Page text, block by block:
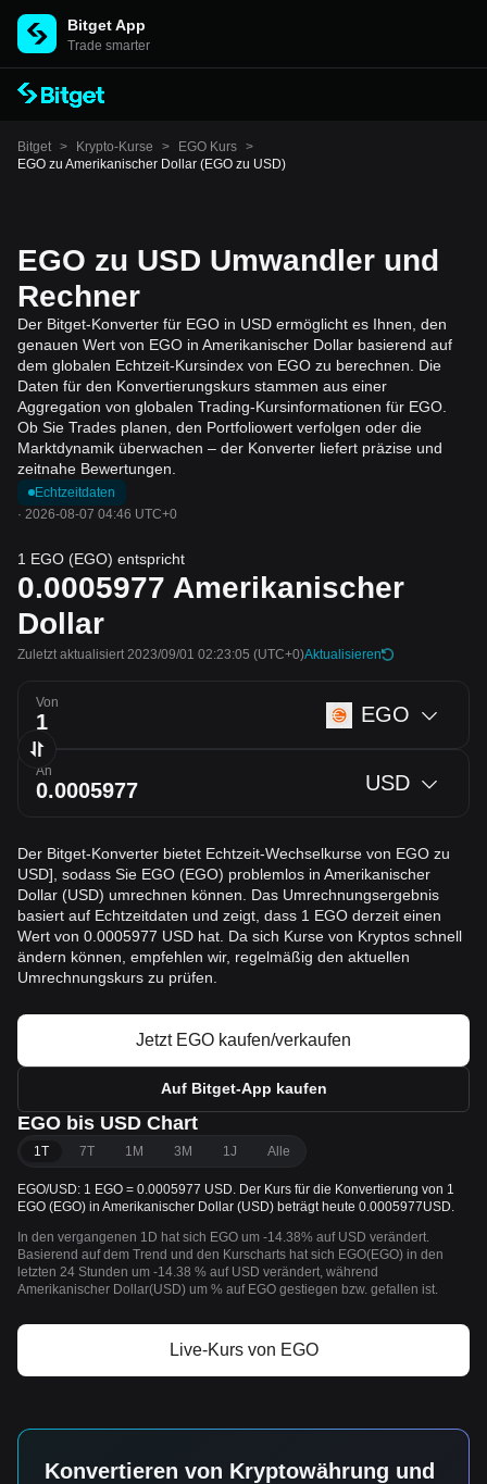
Bitget App
Trade smarter
Bitget > Krypto-Kurse > EGO Kurs >
EGO zu Amerikanischer Dollar (EGO zu USD)
EGO zu USD Umwandler und
Rechner
Der Bitget-Konverter für EGO in USD ermöglicht es Ihnen, den
genauen Wert von EGO in Amerikanischer Dollar basierend auf
dem globalen Echtzeit-Kursindex von EGO zu berechnen. Die
Daten für den Konvertierungskurs stammen aus einer
Aggregation von globalen Trading-Kursinformationen für EGO.
Ob Sie Trades planen, den Portfoliowert verfolgen oder die
Marktdynamik überwachen – der Konverter liefert präzise und
zeitnahe Bewertungen.
Echtzeitdaten
· 2026-08-07 04:46 UTC+0
1 EGO (EGO) entspricht
0.0005977 Amerikanischer
Dollar
Zuletzt aktualisiert 2023/09/01 02:23:05 (UTC+0)Aktualisieren
Von EGO
An USD
Der Bitget-Konverter bietet Echtzeit-Wechselkurse von EGO zu
USD], sodass Sie EGO (EGO) problemlos in Amerikanischer
Dollar (USD) umrechnen können. Das Umrechnungsergebnis
basiert auf Echtzeitdaten und zeigt, dass 1 EGO derzeit einen
Wert von 0.0005977 USD hat. Da sich Kurse von Kryptos schnell
ändern können, empfehlen wir, regelmäßig den aktuellen
Umrechnungskurs zu prüfen.
Jetzt EGO kaufen/verkaufen
Auf Bitget-App kaufen
EGO bis USD Chart
1T 7T 1M 3M 1J Alle
EGO/USD: 1 EGO = 0.0005977 USD. Der Kurs für die Konvertierung von 1
EGO (EGO) in Amerikanischer Dollar (USD) beträgt heute 0.0005977USD.
In den vergangenen 1D hat sich EGO um -14.38% auf USD verändert.
Basierend auf dem Trend und den Kurscharts hat sich EGO(EGO) in den
letzten 24 Stunden um -14.38 % auf USD verändert, während
Amerikanischer Dollar(USD) um % auf EGO gestiegen bzw. gefallen ist.
Live-Kurs von EGO
Konvertieren von Kryptowährung und